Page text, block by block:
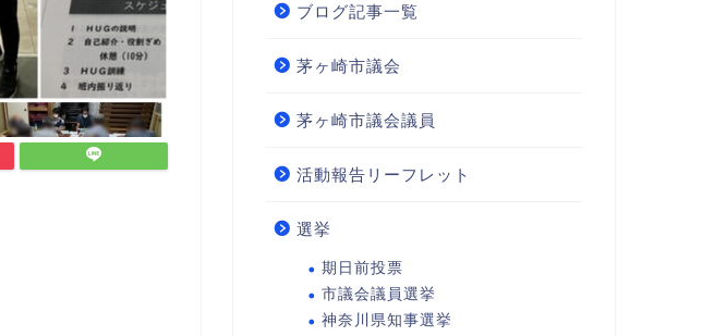
ブログ記事一覧
茅ヶ崎市議会
茅ヶ崎市議会議員
活動報告リーフレット
選挙
期日前投票
市議会議員選挙
神奈川県知事選挙